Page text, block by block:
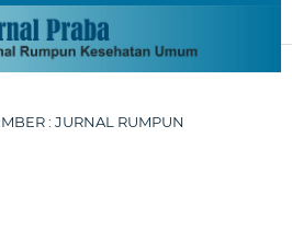
: JURNAL RUMPUN